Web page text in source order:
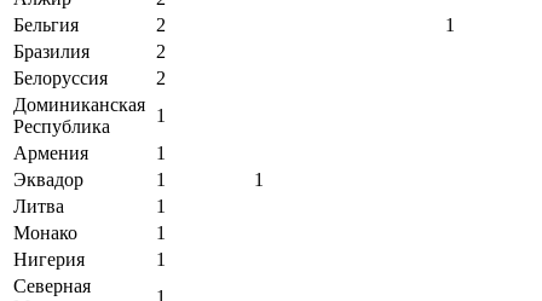
Бельгия
2
1
Бразилия
2
Белоруссия
2
Доминиканская
Республика
1
Армения
1
Эквадор
1
1
Литва
1
Монако
1
Нигерия
1
Северная